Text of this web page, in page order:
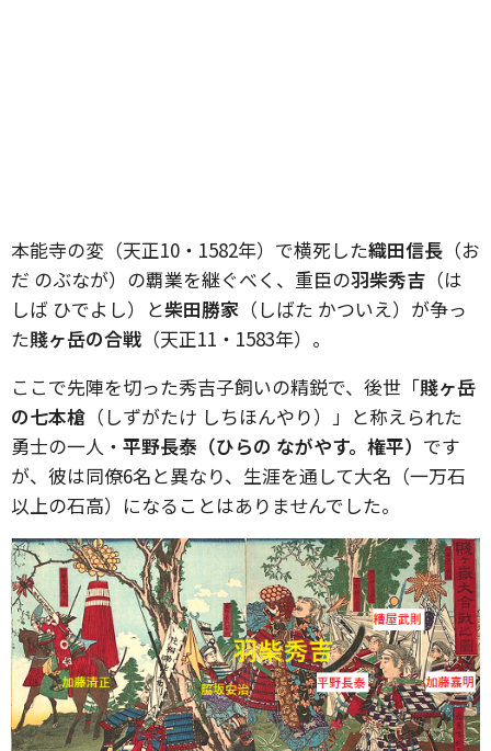
本能寺の変（天正10・1582年）で横死した織田信長 （お
だ のぶなが）の覇業を継ぐべく、重臣の羽柴秀吉 （は
しば ひでよし）と柴田勝家 （しばた かついえ）が争っ
た賤ヶ岳の合戦 （天正11・1583年）。
ここで先陣を切った秀吉子飼いの精鋭で、後世「賤ヶ岳
の七本槍 （しずがたけ しちほんやり）」と称えられた
勇士の一人・ 平野長泰（ひらの ながやす。権平） です
が、彼は同僚6名と異なり、生涯を通して大名（一万石
以上の石高）になることはありませんでした。